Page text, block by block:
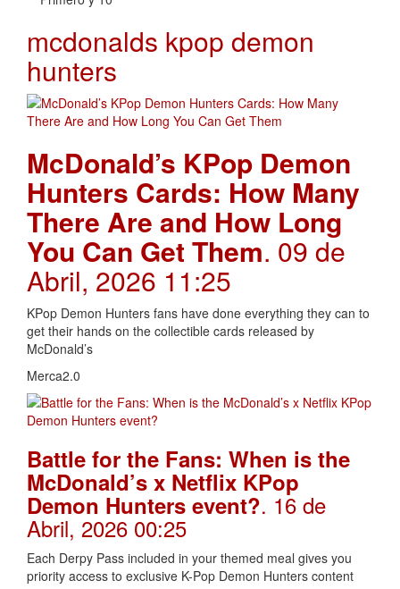
mcdonalds kpop demon
hunters
McDonald’s KPop Demon
Hunters Cards: How Many
There Are and How Long
You Can Get Them. 09 de
Abril, 2026 11:25
KPop Demon Hunters fans have done everything they can to
get their hands on the collectible cards released by
McDonald’s
Merca2.0
Battle for the Fans: When is the
McDonald’s x Netflix KPop
Demon Hunters event?. 16 de
Abril, 2026 00:25
Each Derpy Pass included in your themed meal gives you
priority access to exclusive K-Pop Demon Hunters content